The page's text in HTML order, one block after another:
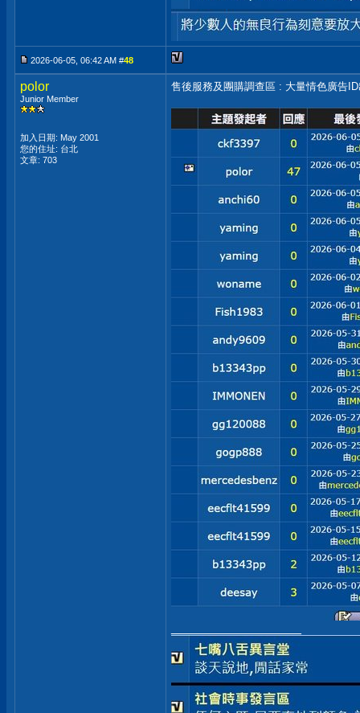
2026-06-05, 06:42 AM #48
polor
Junior Member
加入日期: May 2001
您的住址: 台北
文章: 703
售後服務及團購調查區 : 大量情色廣告